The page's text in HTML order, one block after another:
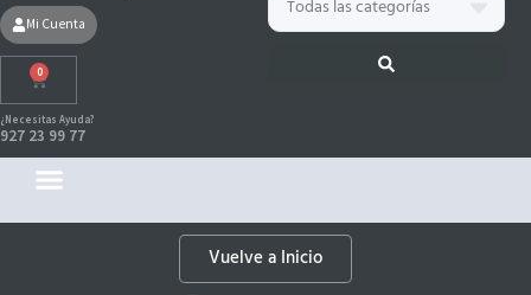
Mi Cuenta
0
Carrito
¿Necesitas Ayuda?
927 23 99 77
Vuelve a Inicio